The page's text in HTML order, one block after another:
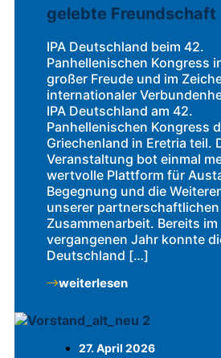
gelebte Freundschaft
IPA Deutschland beim 42.
Panhellenischen Kongress
großer Freude und im
internationaler
IPA Deutschland am 42.
Panhellenischen Kongress
Griechenland in Eretria teil.
Veranstaltung bot einmal
wertvolle Plattform für
Begegnung und die
unserer partnerschaftlichen
Zusammenarbeit. Bereits im
vergangenen Jahr konnte
Deutschland […]
weiterlesen
27. April 2026